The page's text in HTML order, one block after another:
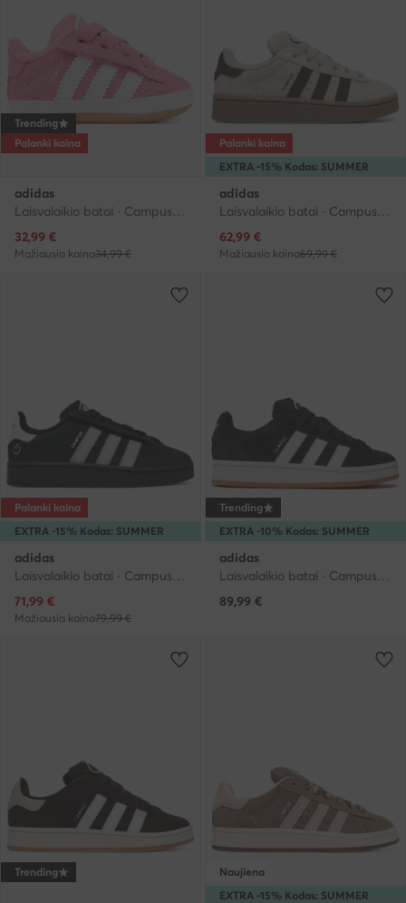
Trending
Palanki kaina
adidas
Laisvalaikio batai · Campus · Rožinė
Dabartinė kaina
32,99 €
Mažiausia kaina34,99 €
EXTRA -15% Kodas: SUMMER
Palanki kaina
adidas
Laisvalaikio batai · Campus · Smėlio
Dabartinė kaina
62,99 €
Mažiausia kaina69,99 €
EXTRA -15% Kodas: SUMMER
Palanki kaina
adidas
Laisvalaikio batai · Campus · Juoda
Dabartinė kaina
71,99 €
Mažiausia kaina79,99 €
EXTRA -10% Kodas: SUMMER
Trending
adidas
Laisvalaikio batai · Campus · Juoda
89,99 €
Trending
EXTRA -15% Kodas: SUMMER
Naujiena